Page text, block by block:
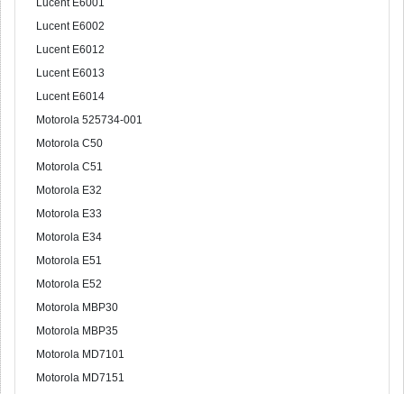
Lucent E6001
Lucent E6002
Lucent E6012
Lucent E6013
Lucent E6014
Motorola 525734-001
Motorola C50
Motorola C51
Motorola E32
Motorola E33
Motorola E34
Motorola E51
Motorola E52
Motorola MBP30
Motorola MBP35
Motorola MD7101
Motorola MD7151